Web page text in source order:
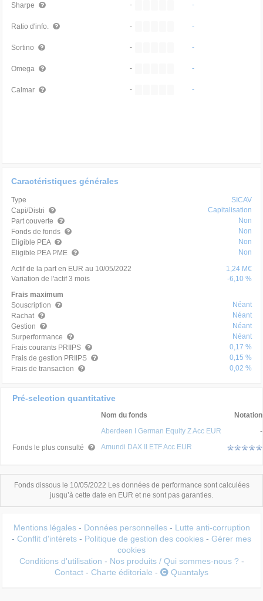
Sharpe - -
Ratio d'info. - -
Sortino - -
Omega - -
Calmar - -
Caractéristiques générales
Type
SICAV
Capi/Distri
Capitalisation
Part couverte
Non
Fonds de fonds
Non
Eligible PEA
Non
Eligible PEA PME
Non
Actif de la part en EUR au 10/05/2022
1,24 M€
Variation de l'actif 3 mois
-6,10 %
Frais maximum
Souscription
Néant
Rachat
Néant
Gestion
Néant
Surperformance
Néant
Frais courants PRIIPS
0,17 %
Frais de gestion PRIIPS
0,15 %
Frais de transaction
0,02 %
Pré-selection quantitative
Nom du fonds
Notation
Aberdeen I German Equity Z Acc EUR
-
Fonds le plus consulté
Amundi DAX II ETF Acc EUR
Fonds dissous le 10/05/2022 Les données de performance sont calculées
jusqu’à cette date en EUR et ne sont pas garanties.
Mentions légales - Données personnelles - Lutte anti-corruption
- Conflit d'intérets - Politique de gestion des cookies - Gérer mes
cookies
Conditions d'utilisation - Nos produits / Qui sommes-nous ? -
Contact - Charte éditoriale - Quantalys